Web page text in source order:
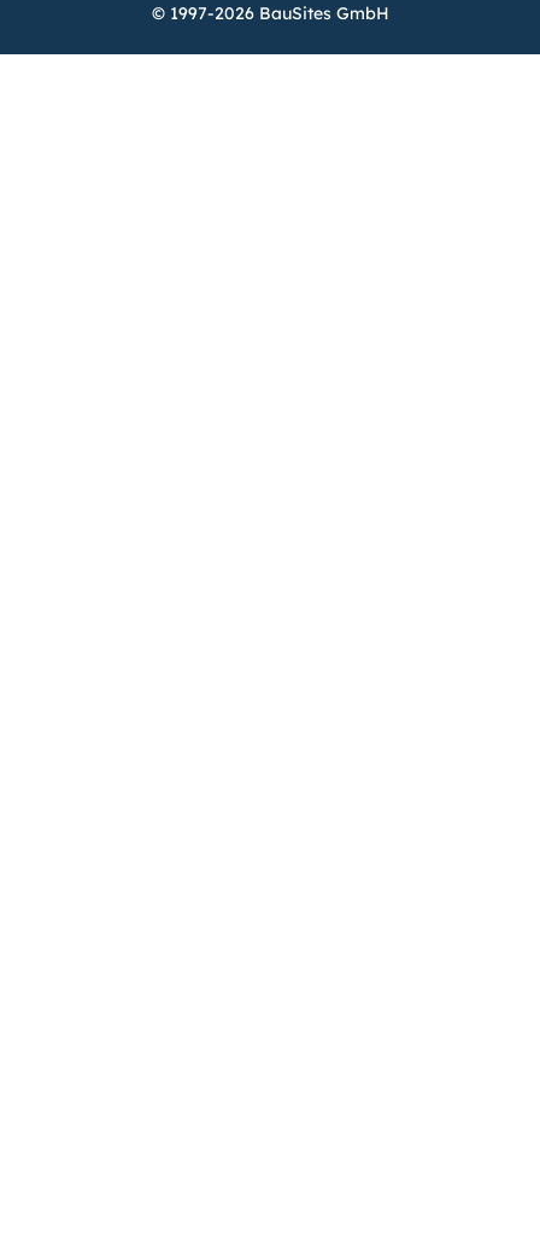
© 1997-2026 BauSites GmbH